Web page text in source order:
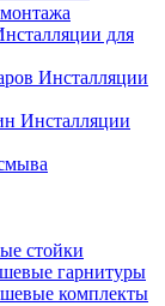
для
Инсталляции
Инсталляции
стойки
гарнитуры
комплекты